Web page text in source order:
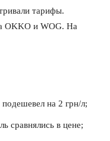
тарифы.
OKKO и WOG. На
на 2 грн/л;
сравнялись в цене;